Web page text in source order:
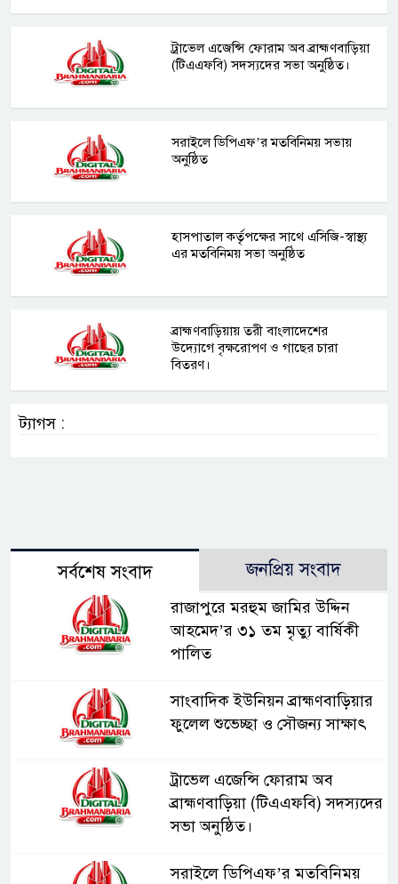
ট্রাভেল এজেন্সি ফোরাম অব ব্রাহ্মণবাড়িয়া
(টিএএফবি) সদস্যদের সভা অনুষ্ঠিত।
সরাইলে ডিপিএফ’র মতবিনিময় সভায়
অনুষ্ঠিত
হাসপাতাল কর্তৃপক্ষের সাথে এসিজি-স্বাস্থ্য
এর মতবিনিময় সভা অনুষ্ঠিত
ব্রাহ্মণবাড়িয়ায় তরী বাংলাদেশের
উদ্যোগে বৃক্ষরোপণ ও গাছের চারা
বিতরণ।
ট্যাগস :
সর্বশেষ সংবাদ জনপ্রিয় সংবাদ
রাজাপুরে মরহুম জামির উদ্দিন
আহমেদ’র ৩১ তম মৃত্যু বার্ষিকী
পালিত
সাংবাদিক ইউনিয়ন ব্রাহ্মণবাড়িয়ার
ফুলেল শুভেচ্ছা ও সৌজন্য সাক্ষাৎ
ট্রাভেল এজেন্সি ফোরাম অব
ব্রাহ্মণবাড়িয়া (টিএএফবি) সদস্যদের
সভা অনুষ্ঠিত।
সরাইলে ডিপিএফ’র মতবিনিময়